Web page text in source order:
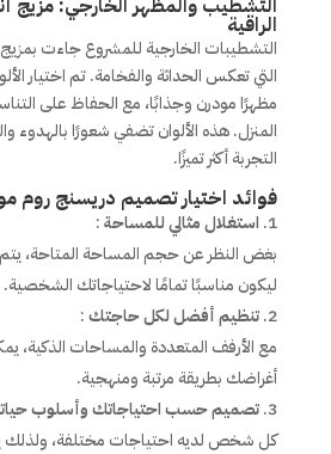
الراقية
التشطيبات الخارجية للمشروع جاءت بمزيج
التي تعكس الحداثة والفخامة. تم اختيار
مظهرًا مودرن وجذابًا، مع الحفاظ على
المنزل. هذه الألوان تضفي شعورًا بالهدوء
التجربة أكثر تميزًا.
فوائد اختيار تصميم دريسنج
استغلال مثالي للمساحة:
بغض النظر عن حجم المساحة المتاحة،
ليكون مناسبًا تمامًا لاحتياجاتك الشخصية.
تنظيم أفضل لكل حاجتك:
مع الأرفف المتعددة والمساحات الذكية،
أغراضك بطريقة مرتبة ومنهجية.
تصميم حسب احتياجاتك وأسلوب
كل شخص لديه احتياجات مختلفة، ولذلك